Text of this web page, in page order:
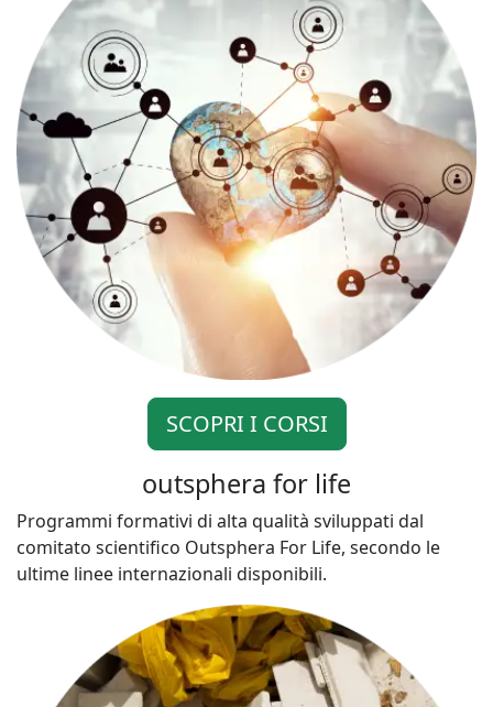
SCOPRI I CORSI
outsphera for life
Programmi formativi di alta qualità sviluppati dal
comitato scientifico Outsphera For Life, secondo le
ultime linee internazionali disponibili.